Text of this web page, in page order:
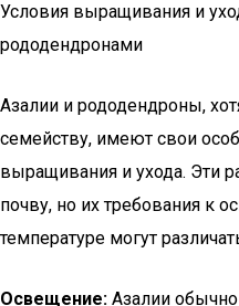
Условия выращивания и
рододендронами
Азалии и рододендроны,
семейству, имеют свои
выращивания и ухода. Эти
почву, но их требования к
температуре могут
Освещение: Азалии